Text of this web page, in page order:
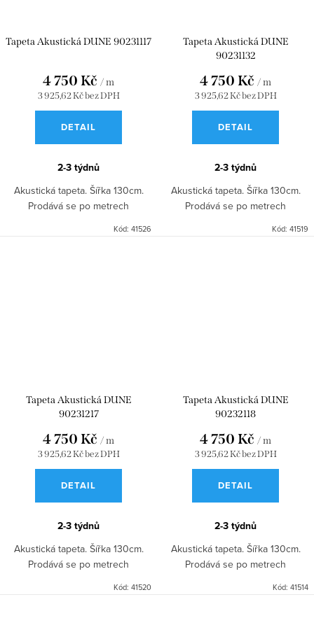
Tapeta Akustická DUNE 90231117
3 925,62 Kč bez DPH
4 750 Kč / m
DETAIL
2-3 týdnů
Akustická tapeta. Šířka 130cm.
Prodává se po metrech
Kód: 41526
Tapeta Akustická DUNE
90231132
3 925,62 Kč bez DPH
4 750 Kč / m
DETAIL
2-3 týdnů
Akustická tapeta. Šířka 130cm.
Prodává se po metrech
Kód: 41519
Tapeta Akustická DUNE
90231217
3 925,62 Kč bez DPH
4 750 Kč / m
DETAIL
2-3 týdnů
Akustická tapeta. Šířka 130cm.
Prodává se po metrech
Kód: 41520
Tapeta Akustická DUNE
90232118
3 925,62 Kč bez DPH
4 750 Kč / m
DETAIL
2-3 týdnů
Akustická tapeta. Šířka 130cm.
Prodává se po metrech
Kód: 41514